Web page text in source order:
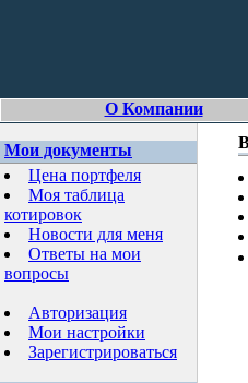
О Компании
Мои документы
Цена портфеля
Моя таблица
котировок
Новости для меня
Ответы на мои
вопросы
Авторизация
Мои настройки
Зарегистрироваться